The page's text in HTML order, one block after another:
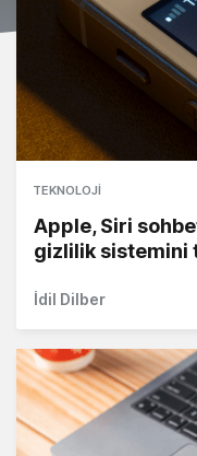
TEKNOLOJI
Apple, Siri
gizlilik sistemini
İdil Dilber